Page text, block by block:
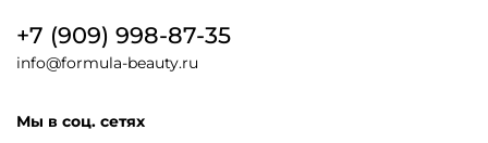
+7 (909) 998-87-35
info@formula-beauty.ru
Мы в соц. сетях